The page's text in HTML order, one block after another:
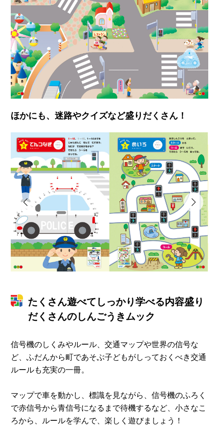
ほかにも、迷路やクイズなど盛りだくさん！
たくさん遊べてしっかり学べる内容盛り
だくさんのしんごうきムック
信号機のしくみやルール、交通マップや世界の信号な
ど、ふだんから町であそぶ子どもがしっておくべき交通
ルールも充実の一冊。
マップで車を動かし、標識を見ながら、信号機のふろく
で赤信号から青信号になるまで待機するなど、小さなこ
ろから、ルールを学んで、楽しく遊びましょう！